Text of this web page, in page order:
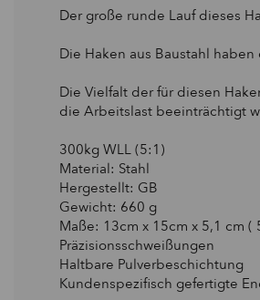
Der große runde Lauf dieses
Die Haken aus Baustahl
Die Vielfalt der für diesen
die Arbeitslast beeinträchtigt
300kg WLL (5:1)
Material: Stahl
Hergestellt: GB
Gewicht: 660 g
Maße: 13cm x 15cm x 5,1 cm (
Präzisionsschweißungen
Haltbare Pulverbeschichtung
Kundenspezifisch gefertigte